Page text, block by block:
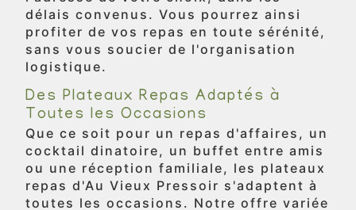
délais convenus. Vous pourrez ainsi
profiter de vos repas en toute sérénité,
sans vous soucier de l'organisation
logistique.
Des Plateaux Repas Adaptés à
Toutes les Occasions
Que ce soit pour un repas d'affaires, un
cocktail dinatoire, un buffet entre amis
ou une réception familiale, les plateaux
repas d'Au Vieux Pressoir s'adaptent à
toutes les occasions. Notre offre variée